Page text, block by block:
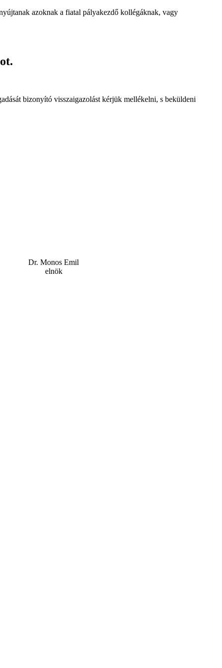
azoknak a fiatal pályakezdő kollégáknak, vagy
bizonyító visszaigazolást kérjük mellékelni, s beküldeni
Dr. Monos Emil
elnök